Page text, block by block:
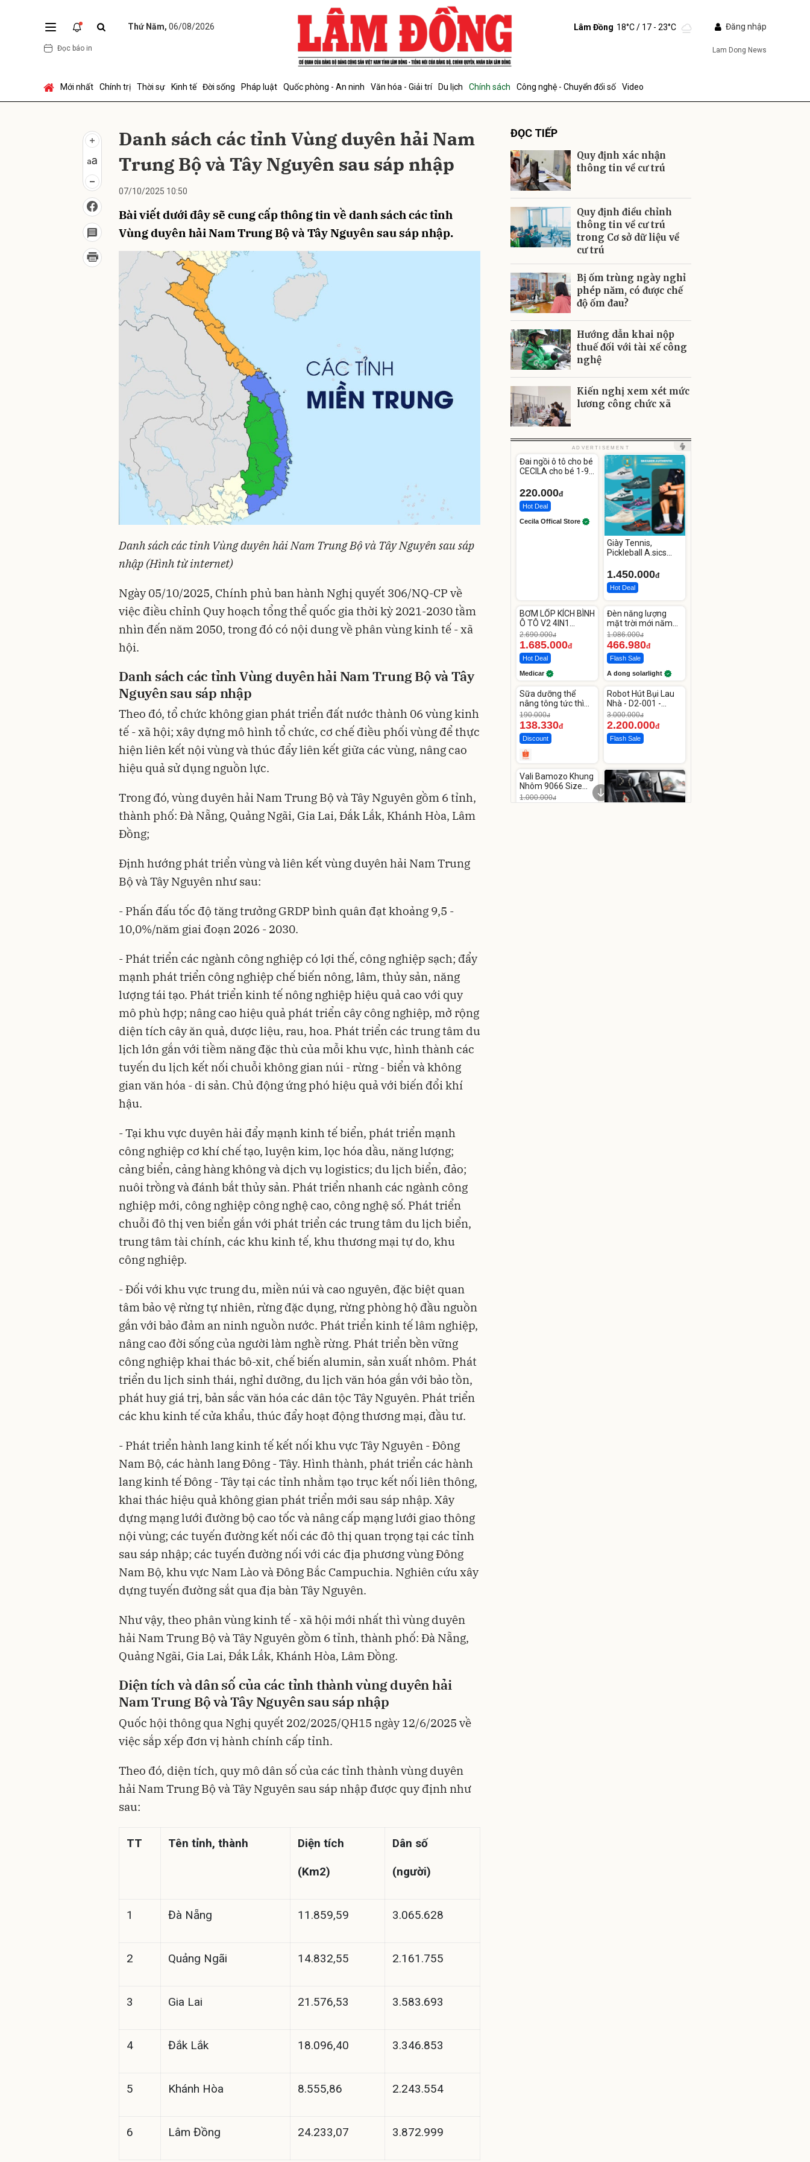
Thứ Năm, 06/08/2026
Đọc báo in
Lâm Đồng 18°C/ 17 - 23°C Đăng nhập
Lam Dong News
Mới nhất Chính trị Thời sự Kinh tế Đời sống Pháp luật Quốc phòng - An ninh Văn hóa - Giải trí Du lịch Chính sách Công nghệ - Chuyển đổi số Video
Danh sách các tỉnh Vùng duyên hải Nam
Trung Bộ và Tây Nguyên sau sáp nhập
07/10/2025 10:50
Bài viết dưới đây sẽ cung cấp thông tin về danh sách các tỉnh
Vùng duyên hải Nam Trung Bộ và Tây Nguyên sau sáp nhập.
Danh sách các tỉnh Vùng duyên hải Nam Trung Bộ và Tây Nguyên sau sáp
nhập (Hình từ internet)
Ngày 05/10/2025, Chính phủ ban hành Nghị quyết 306/NQ-CP về
việc điều chỉnh Quy hoạch tổng thể quốc gia thời kỳ 2021-2030 tầm
nhìn đến năm 2050, trong đó có nội dung về phân vùng kinh tế - xã
hội.
Danh sách các tỉnh Vùng duyên hải Nam Trung Bộ và Tây
Nguyên sau sáp nhập
Theo đó, tổ chức không gian phát triển đất nước thành 06 vùng kinh
tế - xã hội; xây dựng mô hình tổ chức, cơ chế điều phối vùng để thực
hiện liên kết nội vùng và thúc đẩy liên kết giữa các vùng, nâng cao
hiệu quả sử dụng nguồn lực.
Trong đó, vùng duyên hải Nam Trung Bộ và Tây Nguyên gồm 6 tỉnh,
thành phố: Đà Nẵng, Quảng Ngãi, Gia Lai, Đắk Lắk, Khánh Hòa, Lâm
Đồng;
Định hướng phát triển vùng và liên kết vùng duyên hải Nam Trung
Bộ và Tây Nguyên như sau:
- Phấn đấu tốc độ tăng trưởng GRDP bình quân đạt khoảng 9,5 -
10,0%/năm giai đoạn 2026 - 2030.
- Phát triển các ngành công nghiệp có lợi thế, công nghiệp sạch; đẩy
mạnh phát triển công nghiệp chế biến nông, lâm, thủy sản, năng
lượng tái tạo. Phát triển kinh tế nông nghiệp hiệu quả cao với quy
mô phù hợp; nâng cao hiệu quả phát triển cây công nghiệp, mở rộng
diện tích cây ăn quả, dược liệu, rau, hoa. Phát triển các trung tâm du
lịch lớn gắn với tiềm năng đặc thù của mỗi khu vực, hình thành các
tuyến du lịch kết nối chuỗi không gian núi - rừng - biển và không
gian văn hóa - di sản. Chủ động ứng phó hiệu quả với biến đổi khí
hậu.
- Tại khu vực duyên hải đẩy mạnh kinh tế biển, phát triển mạnh
công nghiệp cơ khí chế tạo, luyện kim, lọc hóa dầu, năng lượng;
cảng biển, cảng hàng không và dịch vụ logistics; du lịch biển, đảo;
nuôi trồng và đánh bắt thủy sản. Phát triển nhanh các ngành công
nghiệp mới, công nghiệp công nghệ cao, công nghệ số. Phát triển
chuỗi đô thị ven biển gắn với phát triển các trung tâm du lịch biển,
trung tâm tài chính, các khu kinh tế, khu thương mại tự do, khu
công nghiệp.
- Đối với khu vực trung du, miền núi và cao nguyên, đặc biệt quan
tâm bảo vệ rừng tự nhiên, rừng đặc dụng, rừng phòng hộ đầu nguồn
gắn với bảo đảm an ninh nguồn nước. Phát triển kinh tế lâm nghiệp,
nâng cao đời sống của người làm nghề rừng. Phát triển bền vững
công nghiệp khai thác bô-xit, chế biến alumin, sản xuất nhôm. Phát
triển du lịch sinh thái, nghỉ dưỡng, du lịch văn hóa gắn với bảo tồn,
phát huy giá trị, bản sắc văn hóa các dân tộc Tây Nguyên. Phát triển
các khu kinh tế cửa khẩu, thúc đẩy hoạt động thương mại, đầu tư.
- Phát triển hành lang kinh tế kết nối khu vực Tây Nguyên - Đông
Nam Bộ, các hành lang Đông - Tây. Hình thành, phát triển các hành
lang kinh tế Đông - Tây tại các tỉnh nhằm tạo trục kết nối liên thông,
khai thác hiệu quả không gian phát triển mới sau sáp nhập. Xây
dựng mạng lưới đường bộ cao tốc và nâng cấp mạng lưới giao thông
nội vùng; các tuyến đường kết nối các đô thị quan trọng tại các tỉnh
sau sáp nhập; các tuyến đường nối với các địa phương vùng Đông
Nam Bộ, khu vực Nam Lào và Đông Bắc Campuchia. Nghiên cứu xây
dựng tuyến đường sắt qua địa bàn Tây Nguyên.
Như vậy, theo phân vùng kinh tế - xã hội mới nhất thì vùng duyên
hải Nam Trung Bộ và Tây Nguyên gồm 6 tỉnh, thành phố: Đà Nẵng,
Quảng Ngãi, Gia Lai, Đắk Lắk, Khánh Hòa, Lâm Đồng.
Diện tích và dân số của các tỉnh thành vùng duyên hải
Nam Trung Bộ và Tây Nguyên sau sáp nhập
Quốc hội thông qua Nghị quyết 202/2025/QH15 ngày 12/6/2025 về
việc sắp xếp đơn vị hành chính cấp tỉnh.
Theo đó, diện tích, quy mô dân số của các tỉnh thành vùng duyên
hải Nam Trung Bộ và Tây Nguyên sau sáp nhập được quy định như
sau:
TT Tên tỉnh, thành Diện tích
(Km2)
Dân số
(người)
1 Đà Nẵng 11.859,59 3.065.628
2 Quảng Ngãi 14.832,55 2.161.755
3 Gia Lai 21.576,53 3.583.693
4 Đắk Lắk 18.096,40 3.346.853
5 Khánh Hòa 8.555,86 2.243.554
6 Lâm Đồng 24.233,07 3.872.999
ĐỌC TIẾP
Quy định xác nhận
thông tin về cư trú
Quy định điều chỉnh
thông tin về cư trú
trong Cơ sở dữ liệu về
cư trú
Bị ốm trùng ngày nghỉ
phép năm, có được chế
độ ốm đau?
Hướng dẫn khai nộp
thuế đối với tài xế công
nghệ
Kiến nghị xem xét mức
lương công chức xã
ADVERTISEMENT
Đai ngồi ô tô cho bé
CECILA cho bé 1-9
220.000đ
Hot Deal
Cecila Offical Store
Giày Tennis,
Pickleball A.sics
Các Phối Màu
1.450.000đ
Hot Deal
-37%
BƠM LỐP KÍCH BÌNH
Ô TÔ V2 4IN1
Medicar
12.000mAh
2.690.000đ
1.685.000đ
Hot Deal
Medicar
-56%
Đèn năng lượng
mặt trời mới năm
2026 có 120 viên
LED lớn
1.086.000đ
466.980đ
Flash Sale
A dong solarlight
-27%
Sữa dưỡng thể
nâng tông tức thì
Vaseline Body
190.000đ
138.330đ
Discount
-26%
Robot Hút Bụi Lau
Nhà - D2-001 -
Thông Minh
3.000.000đ
2.200.000đ
Flash Sale
-17%
Vali Bamozo Khung
Nhôm 9066 Size
20/24/28 Cao Cấp
1.000.000đ
Gửi bình luận
Gửi